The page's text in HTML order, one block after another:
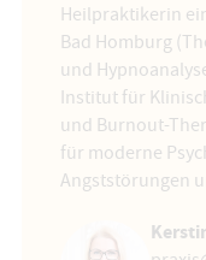
Heilpraktikerin
Bad Homburg
und
Institut für
und Burnout-
für moderne
Angststörungen